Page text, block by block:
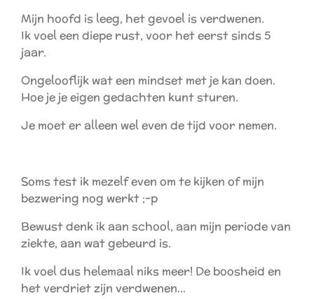
Mijn hoofd is leeg, het gevoel is verdwenen.
Ik voel een diepe rust, voor het eerst sinds 5
jaar.
Ongelooflijk wat een mindset met je kan doen.
Hoe je je eigen gedachten kunt sturen.
Je moet er alleen wel even de tijd voor nemen.
Soms test ik mezelf even om te kijken of mijn
bezwering nog werkt ;-p
Bewust denk ik aan school, aan mijn periode van
ziekte, aan wat gebeurd is.
Ik voel dus helemaal niks meer! De boosheid en
het verdriet zijn verdwenen...